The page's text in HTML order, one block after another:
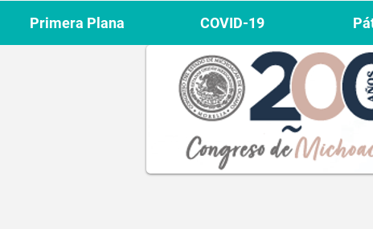
Primera Plana COVID-19